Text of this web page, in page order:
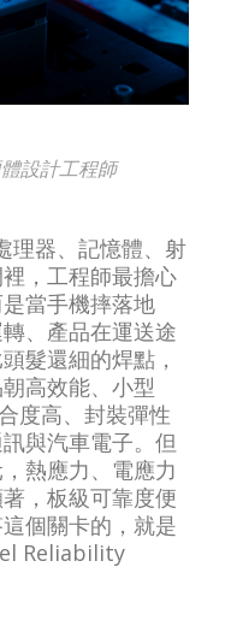
設計工程師
理器、記憶體、射
，工程師最擔心
當手機摔落地
、產品在運送途
髮還細的焊點，
高效能、小型
度高、封裝彈性
與汽車電子。但
熱應力、電應力
，板級可靠度便
個關卡的，就是
Reliability